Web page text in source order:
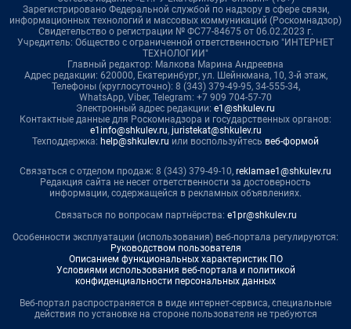
Зарегистрировано Федеральной службой по надзору в сфере связи,
информационных технологий и массовых коммуникаций (Роскомнадзор)
Свидетельство о регистрации № ФС77-84675 от 06.02.2023 г.
Учредитель: Общество с ограниченной ответственностью "ИНТЕРНЕТ
ТЕХНОЛОГИИ"
Главный редактор: Малкова Марина Андреевна
Адрес редакции: 620000, Екатеринбург, ул. Шейнкмана, 10, 3-й этаж,
Телефоны (круглосуточно): 8 (343) 379-49-95, 34-555-34,
WhatsApp, Viber, Telegram: +7 909 704-57-70
Электронный адрес редакции: e1@shkulev.ru
Контактные данные для Роскомнадзора и государственных органов:
e1info@shkulev.ru, juristekat@shkulev.ru
Техподдержка: help@shkulev.ru или воспользуйтесь веб-формой
Связаться с отделом продаж: 8 (343) 379-49-10, reklamae1@shkulev.ru
Редакция сайта не несет ответственности за достоверность
информации, содержащейся в рекламных объявлениях.
Связаться по вопросам партнёрства: e1pr@shkulev.ru
Особенности эксплуатации (использования) веб-портала регулируются:
Руководством пользователя
Описанием функциональных характеристик ПО
Условиями использования веб-портала и политикой
конфиденциальности персональных данных
Веб-портал распространяется в виде интернет-сервиса, специальные
действия по установке на стороне пользователя не требуются